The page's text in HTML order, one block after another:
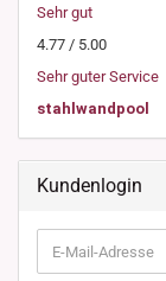
Sehr gut
4.77 / 5.00
Sehr guter Service
stahlwandpool
Kundenlogin
E-
Mail-